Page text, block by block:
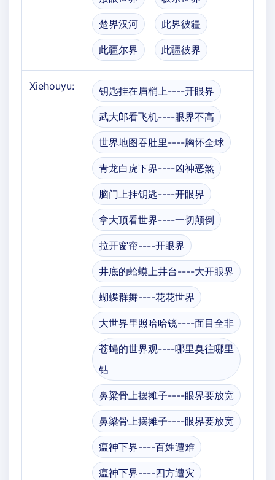
楚界汉河 此界彼疆
此疆尔界 此疆彼界
Xiehouyu: 钥匙挂在眉梢上----开眼界
武大郎看飞机----眼界不高
世界地图吞肚里----胸怀全球
青龙白虎下界----凶神恶煞
脑门上挂钥匙----开眼界
拿大顶看世界----一切颠倒
拉开窗帘----开眼界
井底的蛤蟆上井台----大开眼界
蝴蝶群舞----花花世界
大世界里照哈哈镜----面目全非
苍蝇的世界观----哪里臭往哪里
钻
鼻粱骨上摆摊子----眼界要放宽
鼻梁骨上摆摊子----眼界要放宽
瘟神下界----百姓遭难
瘟神下界----四方遭灾